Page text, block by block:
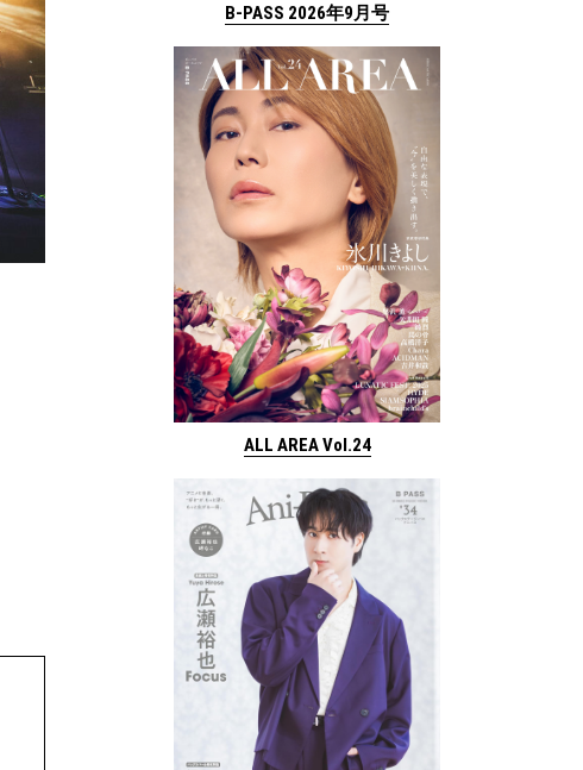
B-PASS 2026年9月号
ALL AREA Vol.24